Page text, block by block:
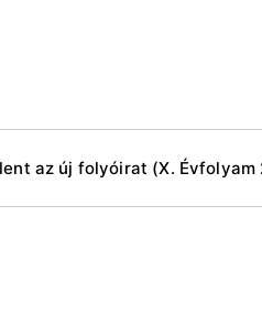
az új folyóirat (X. Évfolyam